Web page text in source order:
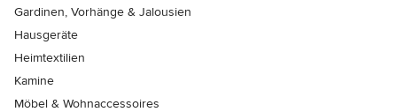
Gardinen, Vorhänge & Jalousien
Hausgeräte
Heimtextilien
Kamine
Möbel & Wohnaccessoires